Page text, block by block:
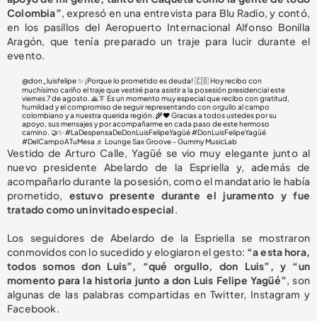
Colombia”, expresó en una entrevista para Blu Radio, y contó,
en los pasillos del Aeropuerto Internacional Alfonso Bonilla
Aragón, que tenía preparado un traje para lucir durante el
evento.
@don_luisfelipe✨ ¡Porque lo prometido es deuda! 🇨🇴 Hoy recibo con
muchísimo cariño el traje que vestiré para asistir a la posesión presidencial este
viernes 7 de agosto. 🙏👔 Es un momento muy especial que recibo con gratitud,
humildad y el compromiso de seguir representando con orgullo al campo
colombiano y a nuestra querida región. 🌾❤️ Gracias a todos ustedes por su
apoyo, sus mensajes y por acompañarme en cada paso de este hermoso
camino. 🤝✨#LaDespensaDeDonLuisFelipeYagüé #DonLuisFelipeYagüé
#DelCampoATuMesa ♬ Lounge Sax Groove - Gummy MusicLab
Vestido de Arturo Calle, Yagüé se vio muy elegante junto al
nuevo presidente Abelardo de la Espriella y, además de
acompañarlo durante la posesión, como el mandatario le había
prometido, estuvo presente durante el juramento y fue
tratado como un invitado especial.
Los seguidores de Abelardo de la Espriella se mostraron
conmovidos con lo sucedido y elogiaron el gesto: “a esta hora,
todos somos don Luis”, “qué orgullo, don Luis”, y “un
momento para la historia junto a don Luis Felipe Yagüé”, son
algunas de las palabras compartidas en Twitter, Instagram y
Facebook.